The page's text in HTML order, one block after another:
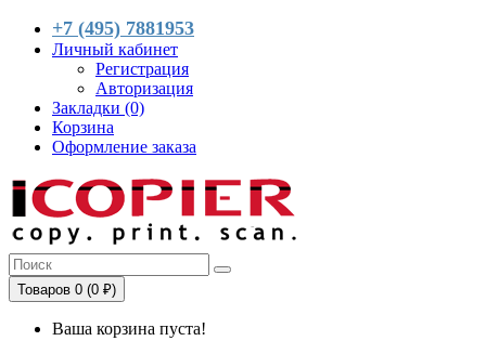
+7 (495) 7881953
Личный кабинет
Регистрация
Авторизация
Закладки (0)
Корзина
Оформление заказа
Товаров 0 (0 ₽)
Ваша корзина пуста!